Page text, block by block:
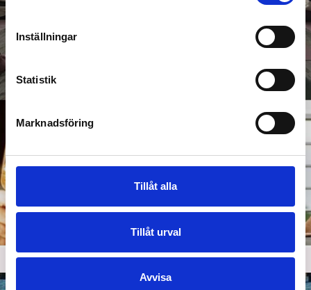
Inställningar
Statistik
Marknadsföring
Tillåt alla
Tillåt urval
Avvisa